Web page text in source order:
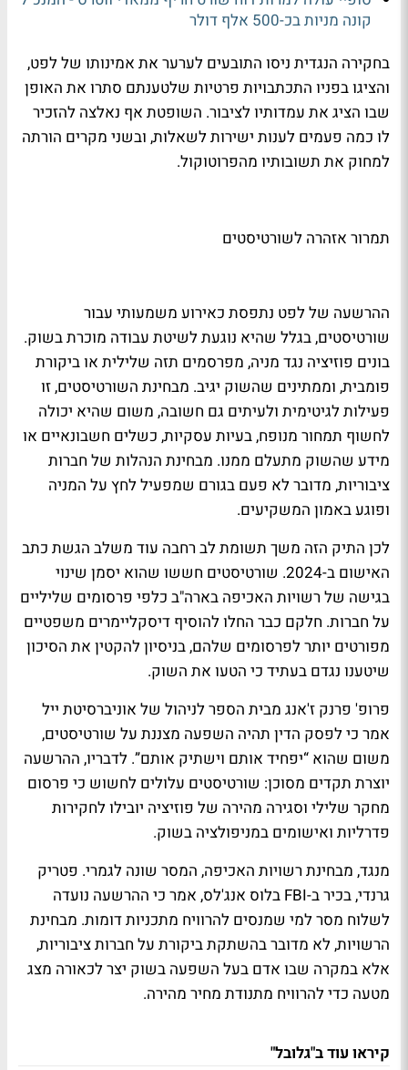
קונה מניות בכ-500 אלף דולר
בחקירה הנגדית ניסו התובעים לערער את אמינותו של לפט,
והציגו בפניו התכתבויות פרטיות שלטענתם סתרו את האופן
שבו הציג את עמדותיו לציבור. השופטת אף נאלצה להזכיר
לו כמה פעמים לענות ישירות לשאלות, ובשני מקרים הורתה
למחוק את תשובותיו מהפרוטוקול.
תמרור אזהרה לשורטיסטים
ההרשעה של לפט נתפסת כאירוע משמעותי עבור
שורטיסטים, בגלל שהיא נוגעת לשיטת עבודה מוכרת בשוק.
בונים פוזיציה נגד מניה, מפרסמים תזה שלילית או ביקורת
פומבית, וממתינים שהשוק יגיב. מבחינת השורטיסטים, זו
פעילות לגיטימית ולעיתים גם חשובה, משום שהיא יכולה
לחשוף תמחור מנופח, בעיות עסקיות, כשלים חשבונאיים או
מידע שהשוק מתעלם ממנו. מבחינת הנהלות של חברות
ציבוריות, מדובר לא פעם בגורם שמפעיל לחץ על המניה
ופוגע באמון המשקיעים.
לכן התיק הזה משך תשומת לב רחבה עוד משלב הגשת כתב
האישום ב-2024. שורטיסטים חששו שהוא יסמן שינוי
בגישה של רשויות האכיפה בארה"ב כלפי פרסומים שליליים
על חברות. חלקם כבר החלו להוסיף דיסקליימרים משפטיים
מפורטים יותר לפרסומים שלהם, בניסיון להקטין את הסיכון
שיטענו נגדם בעתיד כי הטעו את השוק.
פרופ' פרנק ז'אנג מבית הספר לניהול של אוניברסיטת ייל
אמר כי לפסק הדין תהיה השפעה מצננת על שורטיסטים,
משום שהוא “יפחיד אותם וישתיק אותם”. לדבריו, ההרשעה
יוצרת תקדים מסוכן: שורטיסטים עלולים לחשוש כי פרסום
מחקר שלילי וסגירה מהירה של פוזיציה יובילו לחקירות
פדרליות ואישומים במניפולציה בשוק.
מנגד, מבחינת רשויות האכיפה, המסר שונה לגמרי. פטריק
גרנדי, בכיר ב-FBI בלוס אנג'לס, אמר כי ההרשעה נועדה
לשלוח מסר למי שמנסים להרוויח מתכניות דומות. מבחינת
הרשויות, לא מדובר בהשתקת ביקורת על חברות ציבוריות,
אלא במקרה שבו אדם בעל השפעה בשוק יצר לכאורה מצג
מטעה כדי להרוויח מתנודת מחיר מהירה.
קיראו עוד ב"גלובל"